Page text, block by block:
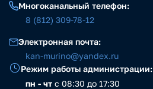
Многоканальный телефон:
8 (812) 309-78-12
Электронная почта:
kan-murino@yandex.ru
Режим работы администрации:
пн - чт с 08:30 до 17:30